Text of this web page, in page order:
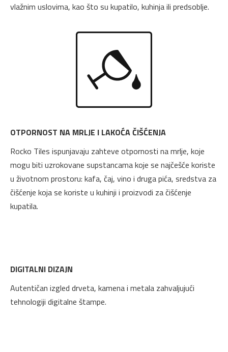
vlažnim uslovima, kao što su kupatilo, kuhinja ili predsoblje.
OTPORNOST NA MRLJE I LAKOĆA ČIŠĆENJA
Rocko Tiles ispunjavaju zahteve otpornosti na mrlje, koje
mogu biti uzrokovane supstancama koje se najčešće koriste
u životnom prostoru: kafa, čaj, vino i druga pića, sredstva za
čišćenje koja se koriste u kuhinji i proizvodi za čišćenje
kupatila.
DIGITALNI DIZAJN
Autentičan izgled drveta, kamena i metala zahvaljujući
tehnologiji digitalne štampe.